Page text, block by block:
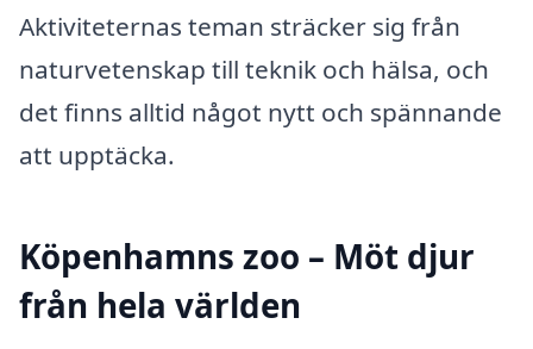
Aktiviteternas teman sträcker sig från
naturvetenskap till teknik och hälsa, och
det finns alltid något nytt och spännande
att upptäcka.
Köpenhamns zoo – Möt djur
från hela världen